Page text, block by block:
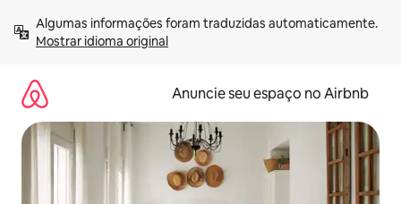
para
Mostrar idioma original
Anuncie seu espaço no Airbnb